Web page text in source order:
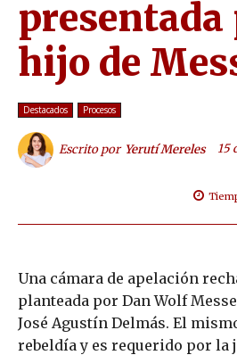
presentada
hijo de
Destacados Procesos
Escrito por Yerutí Mereles 15
Una cámara de apelación
planteada por Dan Wolf
José Agustín Delmás. El
rebeldía y es requerido por la